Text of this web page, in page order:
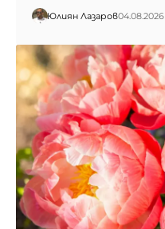
Юлиян Лазаров04.08.2026